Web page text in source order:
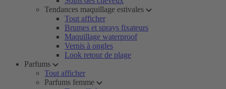
Tendances maquillage estivales
Tout afficher
Brumes et sprays fixateurs
Maquillage waterproof
Vernis à ongles
Look retour de plage
Parfums
Tout afficher
Parfums femme